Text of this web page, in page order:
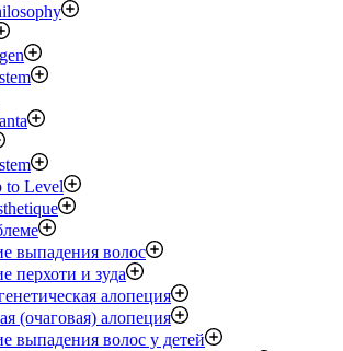
to Level
выпадения волос
перхоти и зуда
алопеция
(очаговая) алопеция
выпадения волос у детей